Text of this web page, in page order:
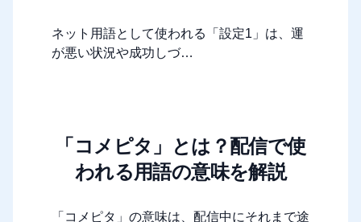
ネット用語として使われる「設定1」は、運
が悪い状況や成功しづ…
「コメピタ」とは？配信で使
われる用語の意味を解説
「コメピタ」の意味は、配信中にそれまで途